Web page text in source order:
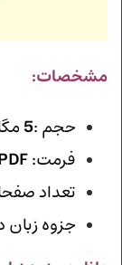
مشخصات:
حجم :5
فرمت:
تعداد
جزوه